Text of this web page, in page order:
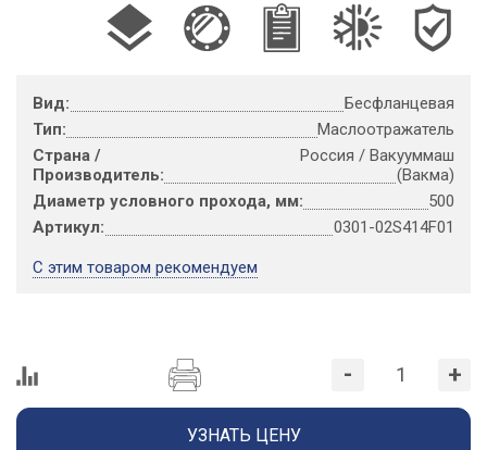
Вид:
Бесфланцевая
Тип:
Маслоотражатель
Страна /
Производитель:
Россия / Вакууммаш
(Вакма)
Диаметр условного прохода, мм:
500
Артикул:
0301-02S414F01
С этим товаром рекомендуем
- +
УЗНАТЬ ЦЕНУ